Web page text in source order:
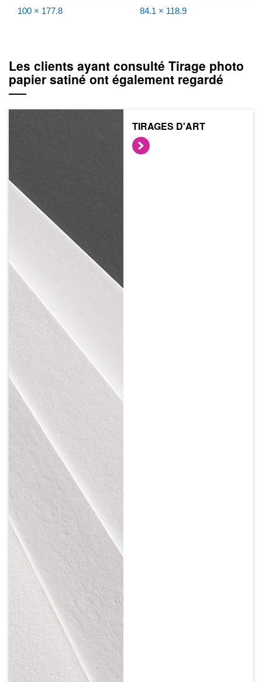
100 × 177.8 84.1 × 118.9
Les clients ayant consulté Tirage photo
papier satiné ont également regardé
TIRAGES D'ART